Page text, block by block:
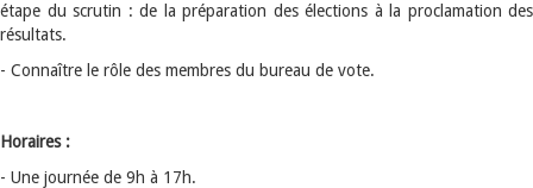
étape du scrutin : de la préparation des élections à la proclamation des
résultats.
- Connaître le rôle des membres du bureau de vote.
Horaires :
- Une journée de 9h à 17h.